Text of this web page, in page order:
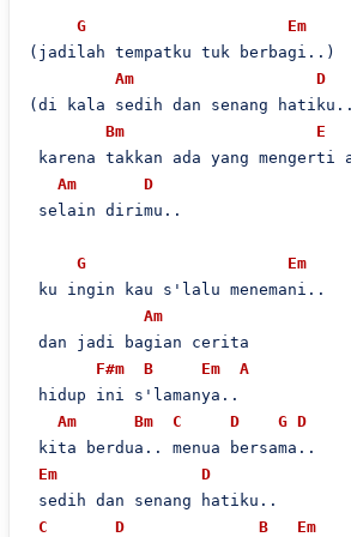
G
Em
(jadilah tempatku tuk berbagi..)
Am
D
(di kala sedih dan senang
Bm
E
karena takkan ada yang mengerti
Am
D
selain dirimu..
G
Em
ku ingin kau s'lalu menemani..
Am
dan jadi bagian cerita
F#m
B Em
A
hidup ini s'lamanya..
Am
Bm C D G D
kita berdua.. menua bersama..
Em
D
sedih dan senang hatiku..
C
D B
Em